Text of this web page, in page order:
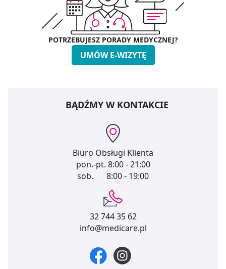
POTRZEBUJESZ PORADY MEDYCZNEJ?
UMÓW E-WIZYTĘ
BĄDŹMY W KONTAKCIE
Biuro Obsługi Klienta
pon.-pt. 8:00 - 21:00
sob.
8:00 - 19:00
32 744 35 62
info@medicare.pl